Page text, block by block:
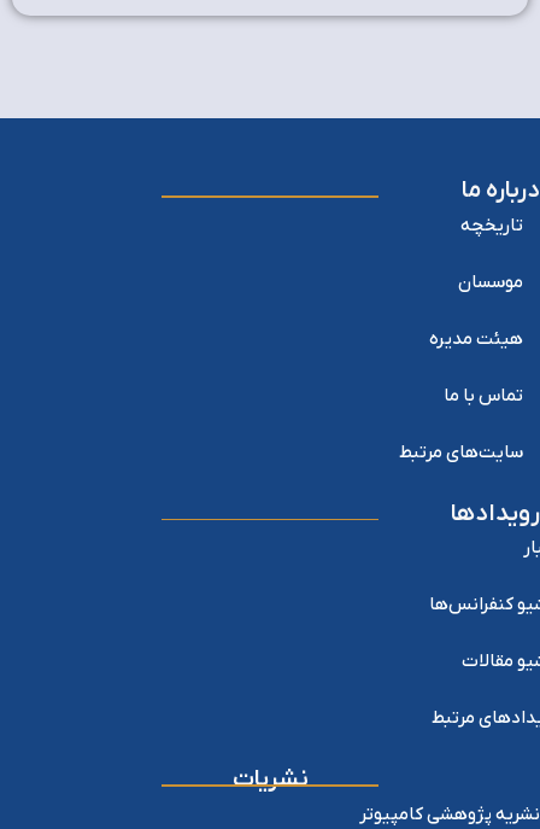
درباره ما
تاریخچه
موسسان
هیئت مدیره
تماس با ما
سایت‌های مرتبط
رویدادها
کنفرانس‌ها
مقالات
مرتبط
نشریات
نشریه پژوهشی کامپیوتر